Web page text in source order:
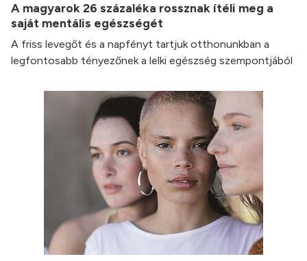
A magyarok 26 százaléka rossznak ítéli meg a
saját mentális egészségét
A friss levegőt és a napfényt tartjuk otthonunkban a
legfontosabb tényezőnek a lelki egészség szempontjából